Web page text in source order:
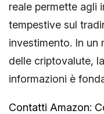
reale permette agli
tempestive sul
investimento. In un
delle criptovalute,
informazioni è
Contatti Amazon: